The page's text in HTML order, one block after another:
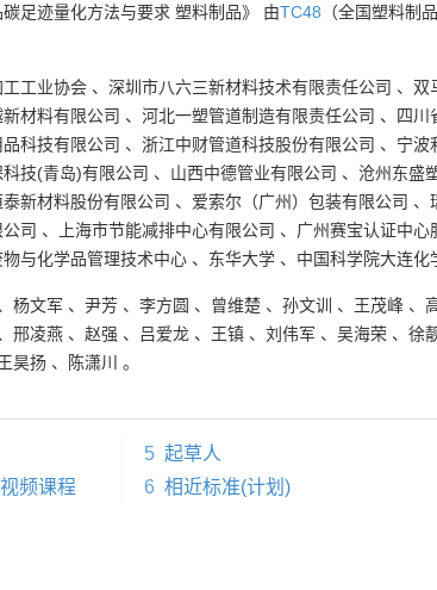
足迹量化方法与要求 塑料制品》 由TC48 （全国塑料制
工业协会 、 深圳市八六三新材料技术有限责任公司 、 双
材料有限公司 、 河北一塑管道制造有限责任公司 、 四川
科技有限公司 、 浙江中财管道科技股份有限公司 、 宁波
技(青岛)有限公司 、 山西中德管业有限公司 、 沧州东盛
新材料股份有限公司 、 爱索尔（广州）包装有限公司 、
司 、 上海市节能减排中心有限公司 、 广州赛宝认证中心
与化学品管理技术中心 、 东华大学 、 中国科学院大连化
杨文军 、 尹芳 、 李方圆 、 曾维楚 、 孙文训 、 王茂峰 、
邢凌燕 、 赵强 、 吕爱龙 、 王镇 、 刘伟军 、 吴海荣 、 徐
昊扬 、 陈潇川 。
频课程
5 起草人
6 相近标准(计划)